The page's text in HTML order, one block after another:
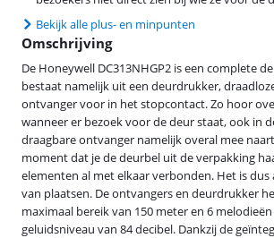
Bekijk alle plus- en minpunten
Omschrijving
De Honeywell DC313NHGP2 is een complete
bestaat namelijk uit een deurdrukker,
ontvanger voor in het stopcontact. Zo hoor
wanneer er bezoek voor de deur staat, ook in
draagbare ontvanger namelijk overal mee
moment dat je de deurbel uit de verpakking
elementen al met elkaar verbonden. Het is dus
van plaatsen. De ontvangers en deurdrukker
maximaal bereik van 150 meter en 6
geluidsniveau van 84 decibel. Dankzij de